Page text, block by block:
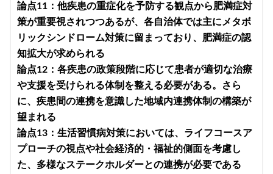
論点11：他疾患の重症化を予防する観点から肥満症対
策が重要視されつつあるが、各自治体では主にメタボ
リックシンドローム対策に留まっており、肥満症の認
知拡大が求められる
論点12：各疾患の政策段階に応じて患者が適切な治療
や支援を受けられる体制を整える必要がある。さら
に、疾患間の連携を意識した地域内連携体制の構築が
望まれる
論点13：生活習慣病対策においては、ライフコースア
プローチの視点や社会経済的・福祉的側面を考慮し
た、多様なステークホルダーとの連携が必要である